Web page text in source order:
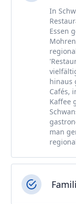
In
Essen
hinaus
Cafés,
Kaffee
man